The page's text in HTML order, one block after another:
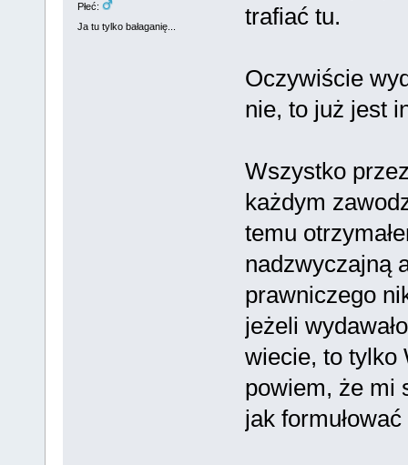
Płeć:
Ja tu tylko bałaganię...
trafiać tu.
Oczywiście
nie, to już jest
Wszystko
każdym
temu
nadzwyczajną
prawniczego
jeżeli
wiecie, to tylko
powiem, że mi
jak